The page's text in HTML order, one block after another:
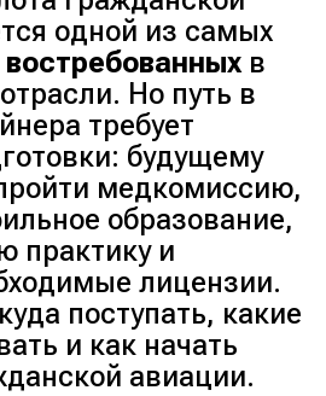
одной из самых
в
Но путь в
требует
будущему
медкомиссию,
образование,
практику и
лицензии.
поступать, какие
и как начать
авиации.